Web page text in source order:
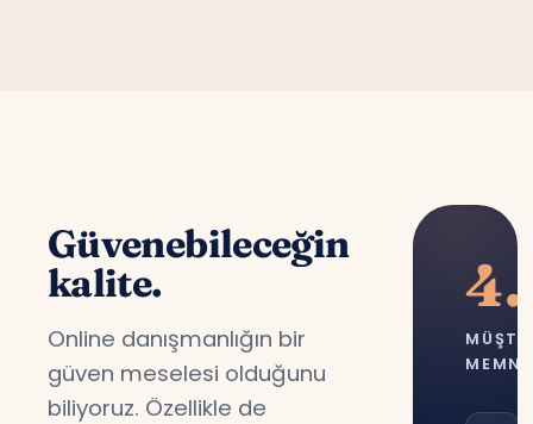
Güvenebileceğin
kalite.
Online danışmanlığın bir
güven meselesi olduğunu
biliyoruz. Özellikle de